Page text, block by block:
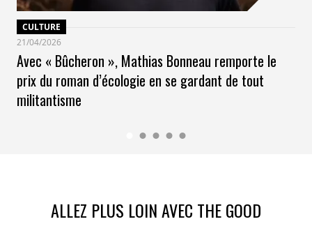
CULTURE
21/04/2026
Avec « Bûcheron », Mathias Bonneau remporte le
prix du roman d’écologie en se gardant de tout
militantisme
ALLEZ PLUS LOIN AVEC THE GOOD